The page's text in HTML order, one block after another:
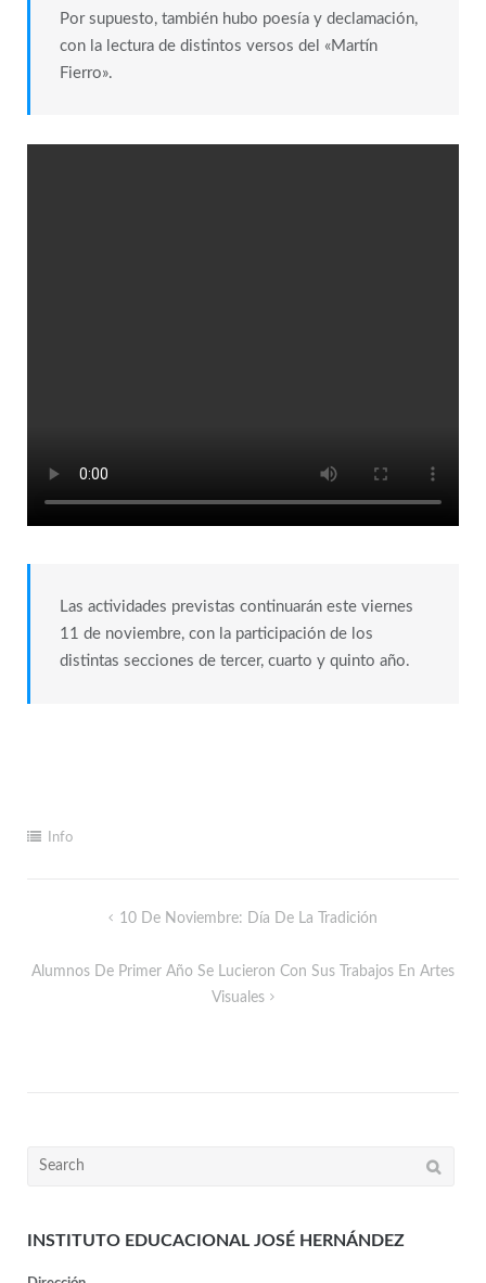
Por supuesto, también hubo poesía y declamación,
con la lectura de distintos versos del «Martín
Fierro».
Las actividades previstas continuarán este viernes
11 de noviembre, con la participación de los
distintas secciones de tercer, cuarto y quinto año.
Info
10 De Noviembre: Día De La Tradición
Alumnos De Primer Año Se Lucieron Con Sus Trabajos En Artes
Visuales
INSTITUTO EDUCACIONAL JOSÉ HERNÁNDEZ